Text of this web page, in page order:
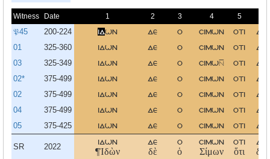
Witness Date 1 2 3 4 5
𝔓45 200-224 ιδων δε ο σιμων οτι δια
01 325-360 ιδων δε ο σιμων οτι δια
03 325-349 ιδων δε ο σιμω οτι δια
02* 375-499 ιδων δε ο σιμων οτι δια
02 375-499 ιδων δε ο σιμων οτι δια
04 375-499 ιδων δε ο σιμων οτι δια
05 375-425 ιδων δε ο σιμων οτι δια
SR 2022
ιδων
¶Ἰδὼν
δε
δὲ
ο
ὁ
σιμων
Σίμων
οτι
ὅτι
δια
διὰ